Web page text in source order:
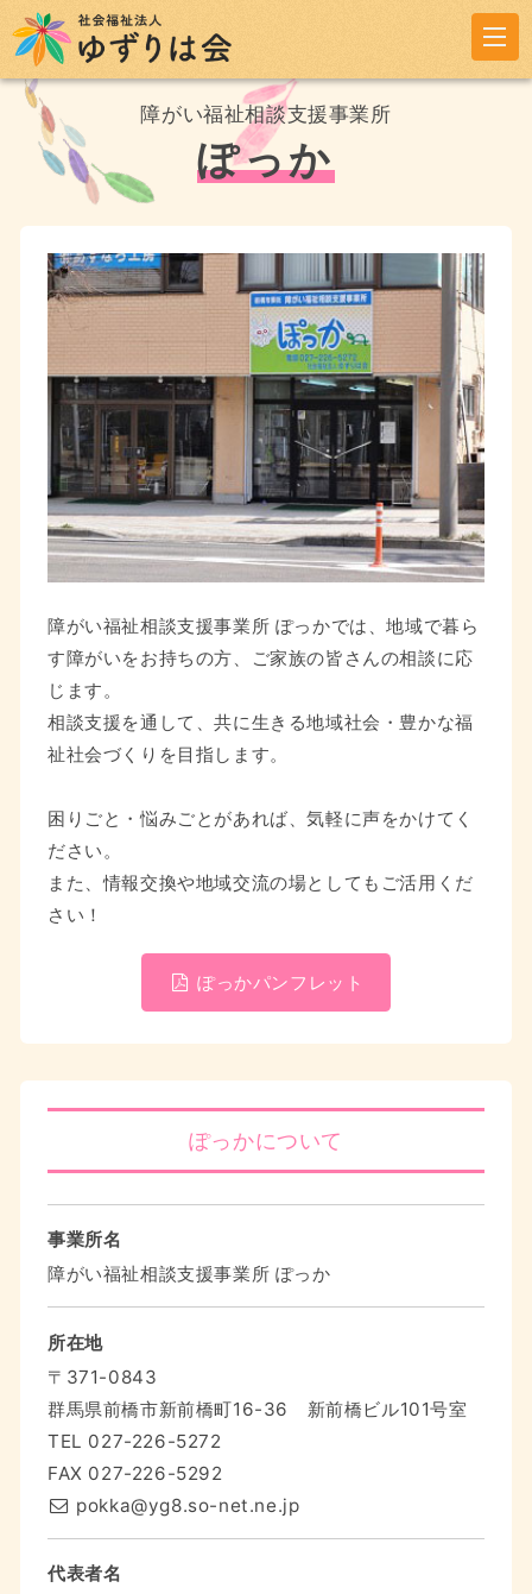
障がい福祉相談支援事業所
ぽっか
障がい福祉相談支援事業所 ぽっかでは、地域で暮ら
す障がいをお持ちの方、ご家族の皆さんの相談に応
じます。
相談支援を通して、共に生きる地域社会・豊かな福
祉社会づくりを目指します。
困りごと・悩みごとがあれば、気軽に声をかけてく
ださい。
また、情報交換や地域交流の場としてもご活用くだ
さい！
ぽっかパンフレット
ぽっかについて
事業所名
障がい福祉相談支援事業所 ぽっか
所在地
〒371-0843
群馬県前橋市新前橋町16-36 新前橋ビル101号室
TEL 027-226-5272
FAX 027-226-5292
pokka@yg8.so-net.ne.jp
代表者名